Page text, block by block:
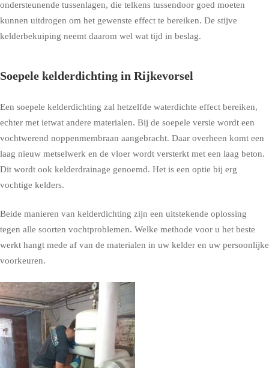
ondersteunende tussenlagen, die telkens tussendoor goed moeten
kunnen uitdrogen om het gewenste effect te bereiken. De stijve
kelderbekuiping neemt daarom wel wat tijd in beslag.
Soepele kelderdichting in Rijkevorsel
Een soepele kelderdichting zal hetzelfde waterdichte effect bereiken,
echter met ietwat andere materialen. Bij de soepele versie wordt een
vochtwerend noppenmembraan aangebracht. Daar overheen komt een
laag nieuw metselwerk en de vloer wordt versterkt met een laag beton.
Dit wordt ook kelderdrainage genoemd. Het is een optie bij erg
vochtige kelders.
Beide manieren van kelderdichting zijn een uitstekende oplossing
tegen alle soorten vochtproblemen. Welke methode voor u het beste
werkt hangt mede af van de materialen in uw kelder en uw persoonlijke
voorkeuren.